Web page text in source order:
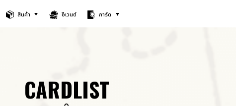
สินค้า อีเวนต์ การ์ด
CARDLIST